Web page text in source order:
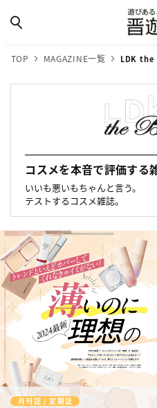
TOP MAGAZINE一覧 LDK the
コスメを本音で評価する
いいも悪いもちゃんと言う。
テストするコスメ雑誌。
月刊誌 / 定期誌